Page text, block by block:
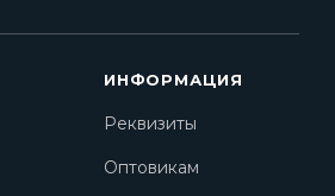
ИНФОРМАЦИЯ
Реквизиты
Оптовикам